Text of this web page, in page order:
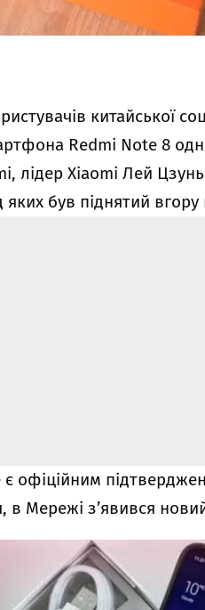
китайської
Redmi Note 8
лідер Xiaomi Лей Цзунь
був піднятий
офіційним
в Мережі з’явився